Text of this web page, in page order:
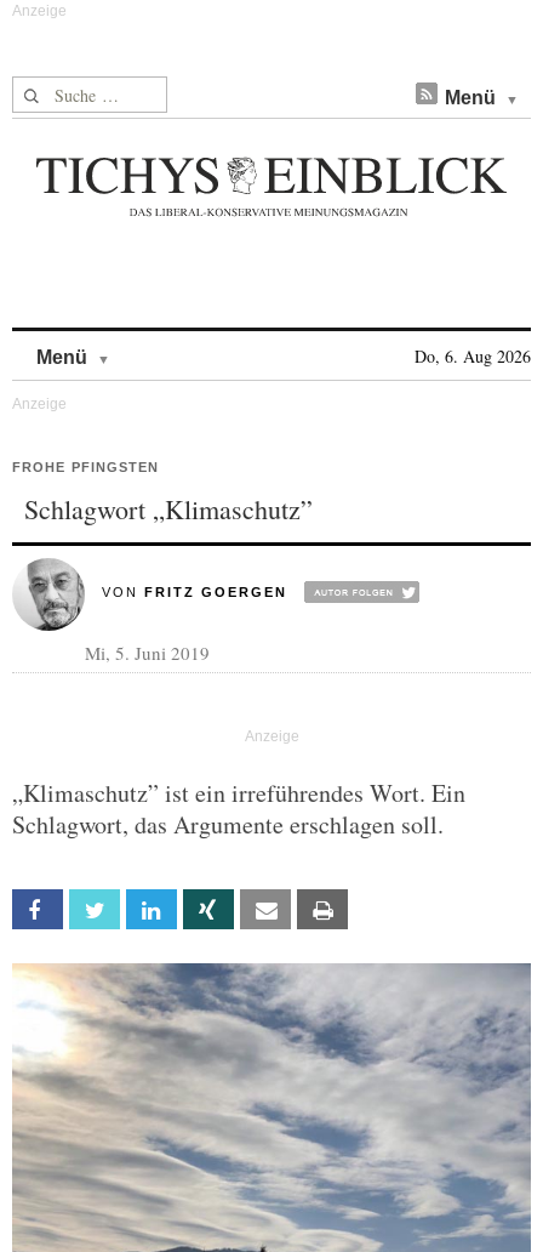
Suche nach: Menü
Menü Do, 6. Aug 2026
FROHE PFINGSTEN
Schlagwort „Klimaschutz”
VON FRITZ GOERGEN
Mi, 5. Juni 2019
„Klimaschutz” ist ein irreführendes Wort. Ein
Schlagwort, das Argumente erschlagen soll.
Facebook Twitter Linkedin Xing Email